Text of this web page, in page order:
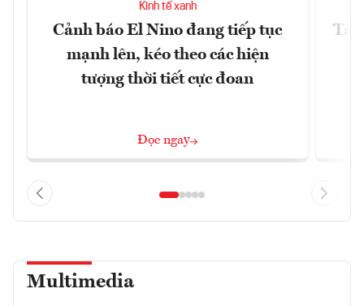
Kinh tế xanh
Cảnh báo El Nino đang tiếp tục
mạnh lên, kéo theo các hiện
tượng thời tiết cực đoan
Đọc ngay
Multimedia